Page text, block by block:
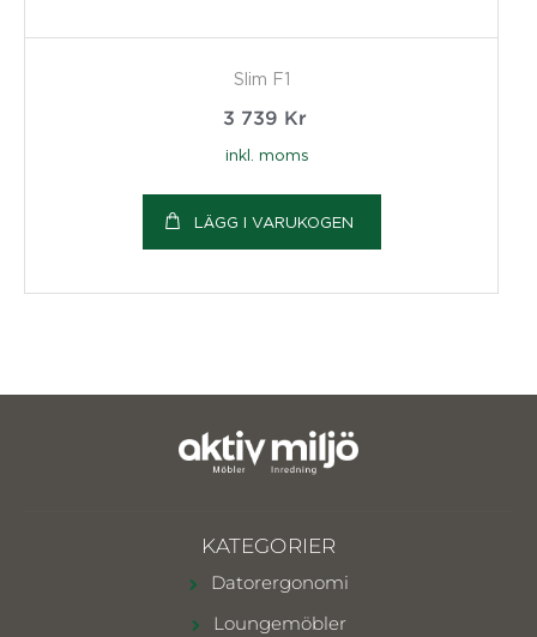
Slim F1
3 739 Kr
inkl. moms
LÄGG I VARUKOGEN
KATEGORIER
Datorergonomi
Loungemöbler